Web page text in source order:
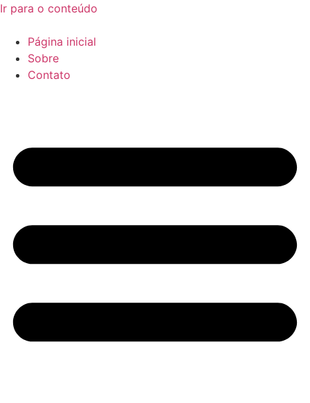
Ir para o conteúdo
Página inicial
Sobre
Contato